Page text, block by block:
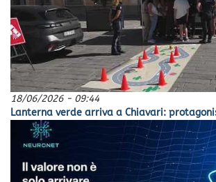
18/06/2026 - 09:44
Lanterna verde arriva a Chiavari: